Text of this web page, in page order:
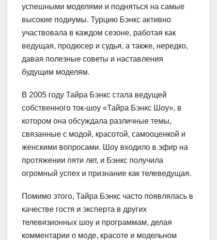
успешными моделями и подняться на самые
высокие подиумы. Турцию Бэнкс активно
участвовала в каждом сезоне, работая как
ведущая, продюсер и судья, а также, нередко,
давая полезные советы и наставления
будущим моделям.
В 2005 году Тайра Бэнкс стала ведущей
собственного ток-шоу «Тайра Бэнкс Шоу», в
котором она обсуждала различные темы,
связанные с модой, красотой, самооценкой и
женскими вопросами. Шоу входило в эфир на
протяжении пяти лет, и Бэнкс получила
огромный успех и признание как телеведущая.
Помимо этого, Тайра Бэнкс часто появлялась в
качестве гостя и эксперта в других
телевизионных шоу и программам, делая
комментарии о моде, красоте и модельном